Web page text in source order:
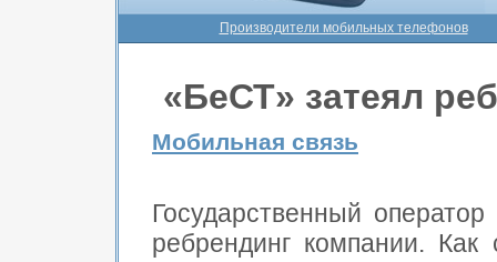
Производители мобильных телефонов
«БеСТ» затеял
Мобильная связь
Государственный
ребрендинг компании.